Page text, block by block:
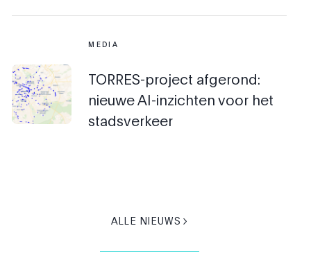
MEDIA
TORRES-project afgerond:
nieuwe AI-inzichten voor het
stadsverkeer
ALLE NIEUWS